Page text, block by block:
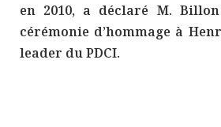
en 2010, a déclaré M.
cérémonie d’hommage à
leader du PDCI.